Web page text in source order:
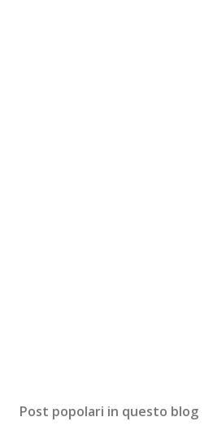
Post popolari in questo blog